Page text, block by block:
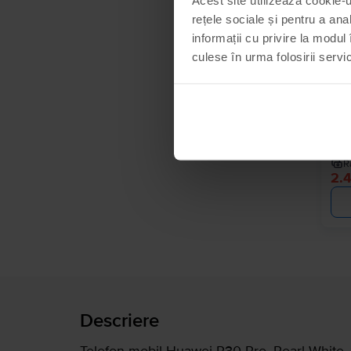
rețele sociale și pentru a
informații cu privire la
culese în urma folosirii
Descriere